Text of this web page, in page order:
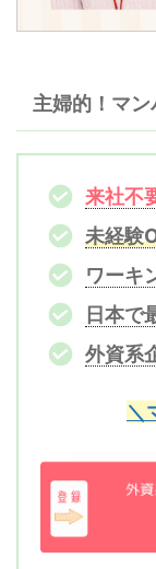
主婦的！マ
来社不
未経験
ワーキ
日本で
外資系
＼